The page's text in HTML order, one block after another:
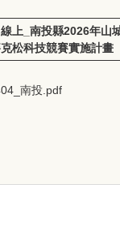
線上_南投縣2026年山
松科技競賽實施計畫
南投.pdf